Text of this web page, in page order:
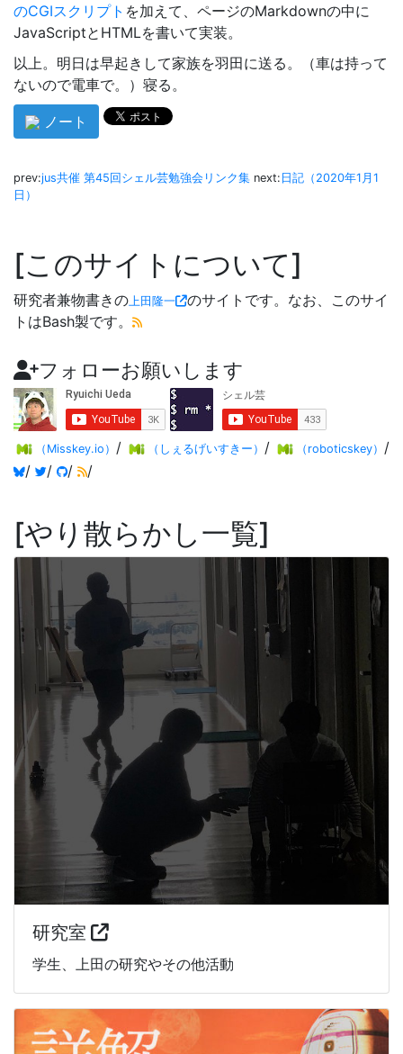
のCGIスクリプト を加えて、ページのMarkdownの中に
JavaScriptとHTMLを書いて実装。
以上。明日は早起きして家族を羽田に送る。（車は持って
ないので電車で。）寝る。
ノート
prev:jus共催 第45回シェル芸勉強会リンク集 next: 日記（2020年1月1
日）
このサイトについて
研究者兼物書きの 上田隆一
のサイトです。なお、このサイ
トはBash製です。
フォローお願いします
（Misskey.io） / （しぇるげいすきー） / （roboticskey） /
/
/ / /
やり散らかし一覧
研究室
学生、上田の研究やその他活動